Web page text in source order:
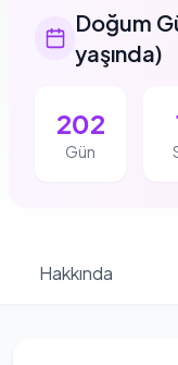
Doğum
yaşında)
202
Gün
Hakkında